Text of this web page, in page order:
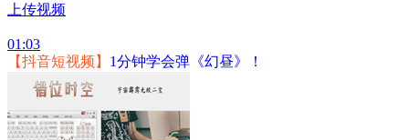
上传视频
01:03
【抖音短视频】 1分钟学会弹《幻昼》！